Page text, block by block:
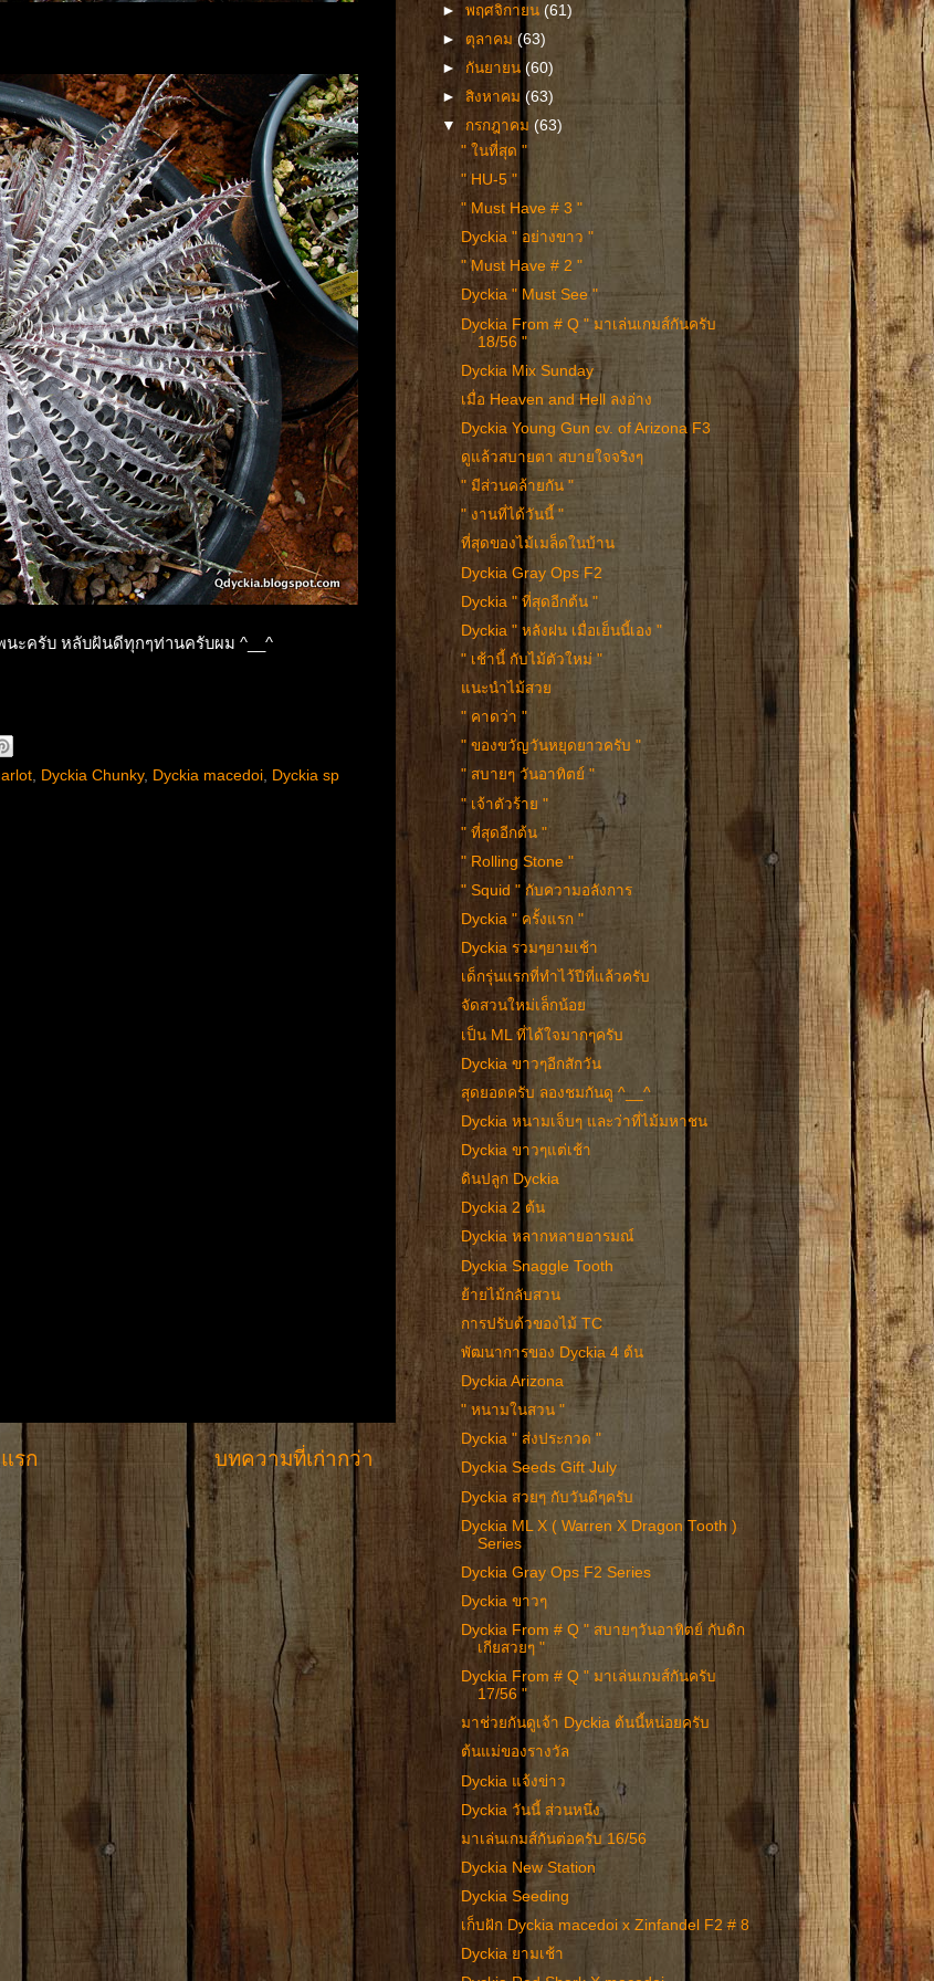
ะครับ หลับฝันดีทุกๆท่านครับผม ^__^
, Dyckia Chunky, Dyckia macedoi, Dyckia sp
บทความที่เก่ากว่า
รก
►พฤศจิกายน(61)
► ตุลาคม(63)
► กันยายน(60)
►สิงหาคม(63)
▼ กรกฎาคม(63)
" ในที่สุด "
" HU-5 "
" Must Have # 3 "
Dyckia " อย่างขาว "
" Must Have # 2 "
Dyckia " Must See "
Dyckia From # Q " มาเล่นเกมส์กันครับ
18/56 "
Dyckia Mix Sunday
เมื่อ Heaven and Hell ลงอ่าง
Dyckia Young Gun cv. of Arizona F3
ดูแล้วสบายตา สบายใจจริงๆ
" มีส่วนคล้ายกัน "
" งานที่ได้วันนี้ "
ที่สุดของไม้เมล็ดในบ้าน
Dyckia Gray Ops F2
Dyckia " ที่สุดอีกต้น "
Dyckia " หลังฝน เมื่อเย็นนี้เอง "
" เช้านี้ กับไม้ตัวใหม่ "
แนะนำไม้สวย
" คาดว่า "
" ของขวัญวันหยุดยาวครับ "
" สบายๆ วันอาทิตย์ "
" เจ้าตัวร้าย "
" ที่สุดอีกต้น "
" Rolling Stone "
" Squid " กับความอลังการ
Dyckia " ครั้งแรก "
Dyckia รวมๆยามเช้า
เด็กรุ่นแรกที่ทำไว้ปีที่แล้วครับ
จัดสวนใหม่เล็กน้อย
เป็น ML ที่ได้ใจมากๆครับ
Dyckia ขาวๆอีกสักวัน
สุดยอดครับ ลองชมกันดู ^__^
Dyckia หนามเจ็บๆ และว่าที่ไม้มหาชน
Dyckia ขาวๆแต่เช้า
ดินปลูก Dyckia
Dyckia 2 ต้น
Dyckia หลากหลายอารมณ์
Dyckia Snaggle Tooth
ย้ายไม้กลับสวน
การปรับต้วของไม้ TC
พัฒนาการของ Dyckia 4 ต้น
Dyckia Arizona
" หนามในสวน "
Dyckia " ส่งประกวด "
Dyckia Seeds Gift July
Dyckia สวยๆ กับวันดีๆครับ
Dyckia ML X ( Warren X Dragon Tooth )
Series
Dyckia Gray Ops F2 Series
Dyckia ขาวๆ
Dyckia From # Q " สบายๆวันอาทิตย์ กับดิก
เกียสวยๆ "
Dyckia From # Q " มาเล่นเกมส์กันครับ
17/56 "
มาช่วยกันดูเจ้า Dyckia ต้นนี้หน่อยครับ
ต้นแม่ของรางวัล
Dyckia แจ้งข่าว
Dyckia วันนี้ ส่วนหนึ่ง
มาเล่นเกมส์กันต่อครับ 16/56
Dyckia New Station
Dyckia Seeding
เก็บฝัก Dyckia macedoi x Zinfandel F2 # 8
Dyckia ยามเช้า